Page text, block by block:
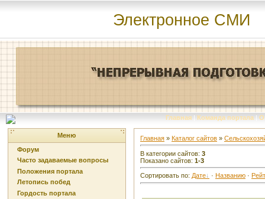
Электронное СМИ
Главная | Команда портала | О
Меню
Форум
Часто задаваемые вопросы
Положения портала
Летопись побед
Гордость портала
Главная » Каталог сайтов »
В категории сайтов: 3
Показано сайтов: 1-3
Сортировать по: Дате · Названию ·